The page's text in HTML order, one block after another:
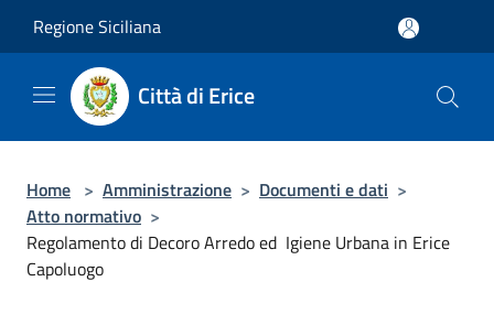
Regione Siciliana
Città di Erice
Home > Amministrazione > Documenti e dati >
Atto normativo >
Regolamento di Decoro Arredo ed Igiene Urbana in Erice
Capoluogo